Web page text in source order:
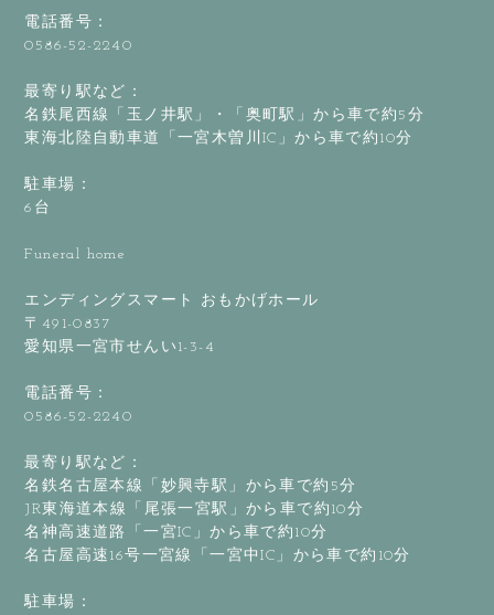
電話番号：
0586-52-2240
最寄り駅など：
名鉄尾西線「玉ノ井駅」・「奥町駅」から車で約5分
東海北陸自動車道「一宮木曽川IC」から車で約10分
駐車場：
6台
Funeral home
エンディングスマート おもかげホール
〒491-0837
愛知県一宮市せんい1-3-4
電話番号：
0586-52-2240
最寄り駅など：
名鉄名古屋本線「妙興寺駅」から車で約5分
JR東海道本線「尾張一宮駅」から車で約10分
名神高速道路「一宮IC」から車で約10分
名古屋高速16号一宮線「一宮中IC」から車で約10分
駐車場：